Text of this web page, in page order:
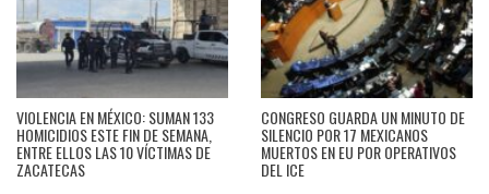
VIOLENCIA EN MÉXICO: SUMAN 133
HOMICIDIOS ESTE FIN DE SEMANA,
ENTRE ELLOS LAS 10 VÍCTIMAS DE
ZACATECAS
CONGRESO GUARDA UN MINUTO DE
SILENCIO POR 17 MEXICANOS
MUERTOS EN EU POR OPERATIVOS
DEL ICE